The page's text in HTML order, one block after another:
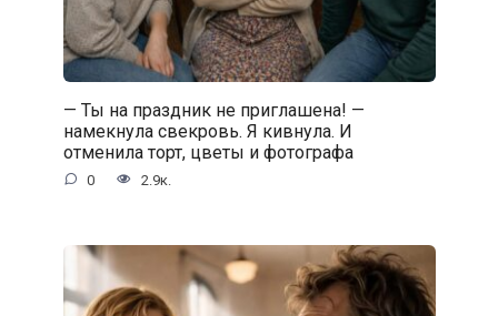
— Ты на праздник не приглашена! —
намекнула свекровь. Я кивнула. И
отменила торт, цветы и фотографа
0 2.9к.